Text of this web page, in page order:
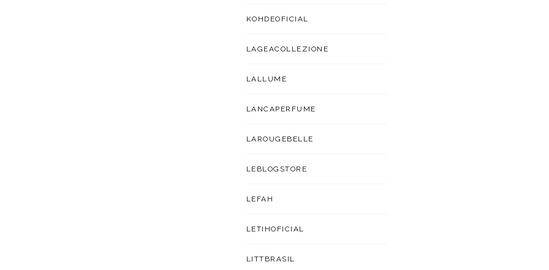
KOHDEOFICIAL
LAGEACOLLEZIONE
LALLUME
LANCAPERFUME
LAROUGEBELLE
LEBLOGSTORE
LEFAH
LETIHOFICIAL
LITTBRASIL